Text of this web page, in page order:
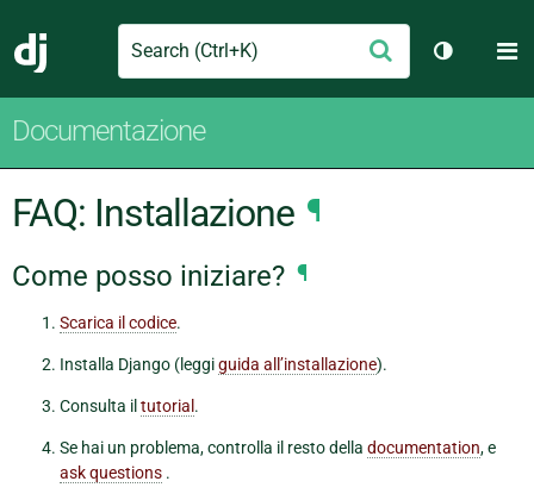
Django
Search Conferma
Cambia
Documentazione
FAQ: Installazione ¶
Come posso iniziare? ¶
Scarica il codice.
Installa Django (leggiguida all’installazione).
Consulta il tutorial .
Se hai un problema, controlla il resto della documentation, e
ask questions .